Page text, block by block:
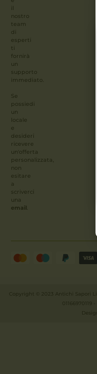
il
nostro
team
di
esperti
ti
fornirà
un
supporto
immediato.
Se
possiedi
un
locale
e
desideri
ricevere
un'offerta
personalizzata,
non
esitare
a
scriverci
una
email